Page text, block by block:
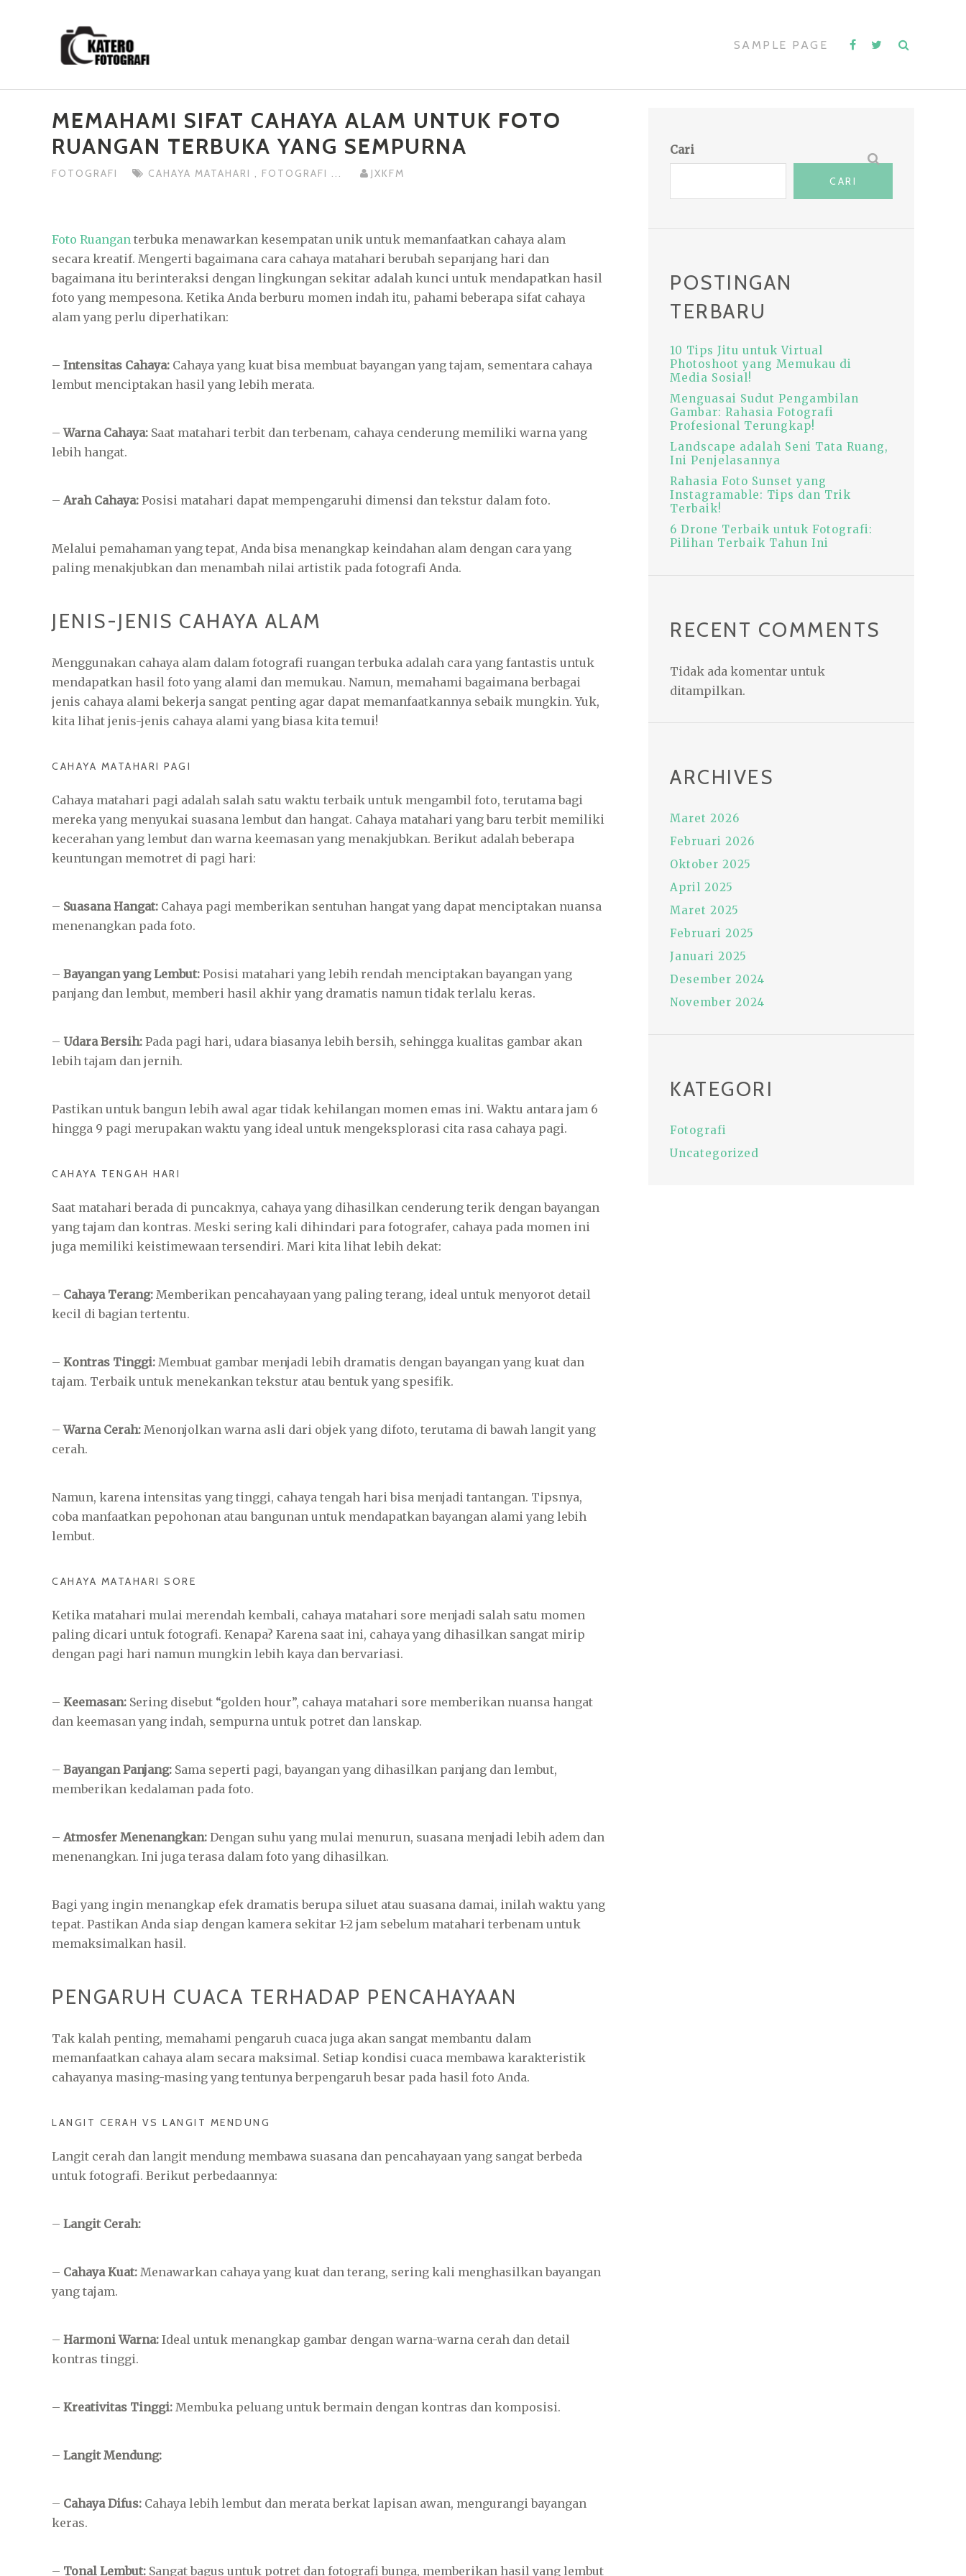
SAMPLE PAGE
MEMAHAMI SIFAT CAHAYA ALAM UNTUK FOTO
RUANGAN TERBUKA YANG SEMPURNA
FOTOGRAFI CAHAYA MATAHARI , FOTOGRAFI ... JXKFM
Foto Ruangan terbuka menawarkan kesempatan unik untuk memanfaatkan cahaya alam
secara kreatif. Mengerti bagaimana cara cahaya matahari berubah sepanjang hari dan
bagaimana itu berinteraksi dengan lingkungan sekitar adalah kunci untuk mendapatkan hasil
foto yang mempesona. Ketika Anda berburu momen indah itu, pahami beberapa sifat cahaya
alam yang perlu diperhatikan:
– Intensitas Cahaya: Cahaya yang kuat bisa membuat bayangan yang tajam, sementara cahaya
lembut menciptakan hasil yang lebih merata.
–Warna Cahaya: Saat matahari terbit dan terbenam, cahaya cenderung memiliki warna yang
lebih hangat.
– Arah Cahaya: Posisi matahari dapat mempengaruhi dimensi dan tekstur dalam foto.
Melalui pemahaman yang tepat, Anda bisa menangkap keindahan alam dengan cara yang
paling menakjubkan dan menambah nilai artistik pada fotografi Anda.
JENIS-JENIS CAHAYA ALAM
Menggunakan cahaya alam dalam fotografi ruangan terbuka adalah cara yang fantastis untuk
mendapatkan hasil foto yang alami dan memukau. Namun, memahami bagaimana berbagai
jenis cahaya alami bekerja sangat penting agar dapat memanfaatkannya sebaik mungkin. Yuk,
kita lihat jenis-jenis cahaya alami yang biasa kita temui!
CAHAYA MATAHARI PAGI
Cahaya matahari pagi adalah salah satu waktu terbaik untuk mengambil foto, terutama bagi
mereka yang menyukai suasana lembut dan hangat. Cahaya matahari yang baru terbit memiliki
kecerahan yang lembut dan warna keemasan yang menakjubkan. Berikut adalah beberapa
keuntungan memotret di pagi hari:
– Suasana Hangat: Cahaya pagi memberikan sentuhan hangat yang dapat menciptakan nuansa
menenangkan pada foto.
– Bayangan yang Lembut: Posisi matahari yang lebih rendah menciptakan bayangan yang
panjang dan lembut, memberi hasil akhir yang dramatis namun tidak terlalu keras.
– Udara Bersih: Pada pagi hari, udara biasanya lebih bersih, sehingga kualitas gambar akan
lebih tajam dan jernih.
Pastikan untuk bangun lebih awal agar tidak kehilangan momen emas ini. Waktu antara jam 6
hingga 9 pagi merupakan waktu yang ideal untuk mengeksplorasi cita rasa cahaya pagi.
CAHAYA TENGAH HARI
Saat matahari berada di puncaknya, cahaya yang dihasilkan cenderung terik dengan bayangan
yang tajam dan kontras. Meski sering kali dihindari para fotografer, cahaya pada momen ini
juga memiliki keistimewaan tersendiri. Mari kita lihat lebih dekat:
– Cahaya Terang: Memberikan pencahayaan yang paling terang, ideal untuk menyorot detail
kecil di bagian tertentu.
– Kontras Tinggi: Membuat gambar menjadi lebih dramatis dengan bayangan yang kuat dan
tajam. Terbaik untuk menekankan tekstur atau bentuk yang spesifik.
–Warna Cerah: Menonjolkan warna asli dari objek yang difoto, terutama di bawah langit yang
cerah.
Namun, karena intensitas yang tinggi, cahaya tengah hari bisa menjadi tantangan. Tipsnya,
coba manfaatkan pepohonan atau bangunan untuk mendapatkan bayangan alami yang lebih
lembut.
CAHAYA MATAHARI SORE
Ketika matahari mulai merendah kembali, cahaya matahari sore menjadi salah satu momen
paling dicari untuk fotografi. Kenapa? Karena saat ini, cahaya yang dihasilkan sangat mirip
dengan pagi hari namun mungkin lebih kaya dan bervariasi.
– Keemasan: Sering disebut “golden hour”, cahaya matahari sore memberikan nuansa hangat
dan keemasan yang indah, sempurna untuk potret dan lanskap.
– Bayangan Panjang: Sama seperti pagi, bayangan yang dihasilkan panjang dan lembut,
memberikan kedalaman pada foto.
– Atmosfer Menenangkan: Dengan suhu yang mulai menurun, suasana menjadi lebih adem dan
menenangkan. Ini juga terasa dalam foto yang dihasilkan.
Bagi yang ingin menangkap efek dramatis berupa siluet atau suasana damai, inilah waktu yang
tepat. Pastikan Anda siap dengan kamera sekitar 1-2 jam sebelum matahari terbenam untuk
memaksimalkan hasil.
PENGARUH CUACA TERHADAP PENCAHAYAAN
Tak kalah penting, memahami pengaruh cuaca juga akan sangat membantu dalam
memanfaatkan cahaya alam secara maksimal. Setiap kondisi cuaca membawa karakteristik
cahayanya masing-masing yang tentunya berpengaruh besar pada hasil foto Anda.
LANGIT CERAH VS LANGIT MENDUNG
Langit cerah dan langit mendung membawa suasana dan pencahayaan yang sangat berbeda
untuk fotografi. Berikut perbedaannya:
– Langit Cerah:
– Cahaya Kuat: Menawarkan cahaya yang kuat dan terang, sering kali menghasilkan bayangan
yang tajam.
– Harmoni Warna: Ideal untuk menangkap gambar dengan warna-warna cerah dan detail
kontras tinggi.
– Kreativitas Tinggi: Membuka peluang untuk bermain dengan kontras dan komposisi.
– Langit Mendung:
– Cahaya Difus: Cahaya lebih lembut dan merata berkat lapisan awan, mengurangi bayangan
keras.
– Tonal Lembut: Sangat bagus untuk potret dan fotografi bunga, memberikan hasil yang lembut
Cari
CARI
POSTINGAN
TERBARU
10 Tips Jitu untuk V‏irtual
Photoshoot yang Memukau di
Media Sosial!
Menguasai Sudut Pengambilan
Gambar: Rahasia Fotografi
Profesional Terungkap!
Landscape adalah Seni Tata Ruang,
Ini Penjelasannya
Rahasia Foto Sunset yang
Instagramable: Tips dan Trik
Terbaik!
6 Drone Terbaik untuk Fotografi:
Pilihan Terbaik Tahun Ini
RECENT COMMENTS
Tidak ada komentar untuk
ditampilkan.
ARCHIVES
Maret 2026
Februari 2026
Oktober 2025
April 2025
Maret 2025
Februari 2025
Januari 2025
Desember 2024
November 2024
KATEGORI
Fotografi
Uncategorized